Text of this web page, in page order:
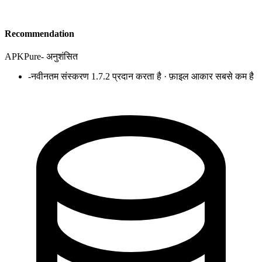
Recommendation
APKPure- अनुशंसित
-नवीनतम संस्करण 1.7.2 प्रदान करता है · फ़ाइल आकार सबसे कम है